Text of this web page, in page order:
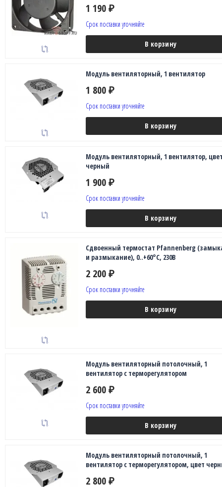
1 190 ₽
Срок поставки уточняйте
В корзину
Модуль вентиляторный, 1 вентилятор
1 800 ₽
Срок поставки уточняйте
В корзину
Модуль вентиляторный, 1 вентилятор,
черный
1 900 ₽
Срок поставки уточняйте
В корзину
Сдвоенный термостат Pfannenberg
и размыкание), 0..+60°C, 230В
2 200 ₽
Срок поставки уточняйте
В корзину
Модуль вентиляторный потолочный, 1
вентилятор с терморегулятором
2 600 ₽
Срок поставки уточняйте
В корзину
Модуль вентиляторный потолочный, 1
вентилятор с терморегулятором, цвет
2 800 ₽